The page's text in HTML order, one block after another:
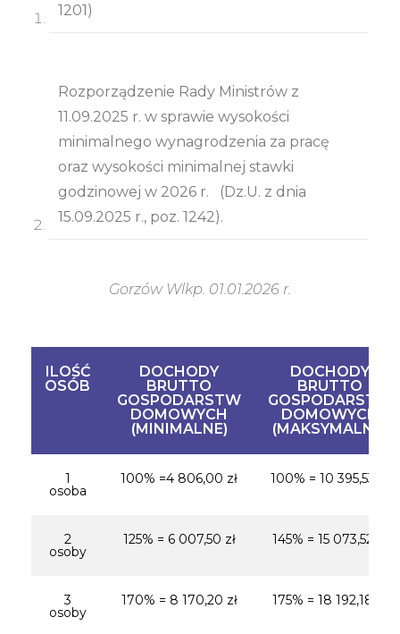
1201)
Rozporządzenie Rady Ministrów z
11.09.2025 r. w sprawie wysokości
minimalnego wynagrodzenia za pracę
oraz wysokości minimalnej stawki
godzinowej w 2026 r. (Dz.U. z dnia
15.09.2025 r., poz. 1242).
Gorzów Wlkp. 01.01.2026 r.
ILOŚĆ
OSÓB
DOCHODY
BRUTTO
GOSPODARSTW
DOMOWYCH
(MINIMALNE)
DOCHODY
BRUTTO
GOSPODARSTW
DOMOWYCH
(MAKSYMALNE)
1
osoba
100% =4 806,00 zł 100% = 10 395,53 zł
2
osoby
125% = 6 007,50 zł 145% = 15 073,52 zł
3
osoby
170% = 8 170,20 zł 175% = 18 192,18 zł